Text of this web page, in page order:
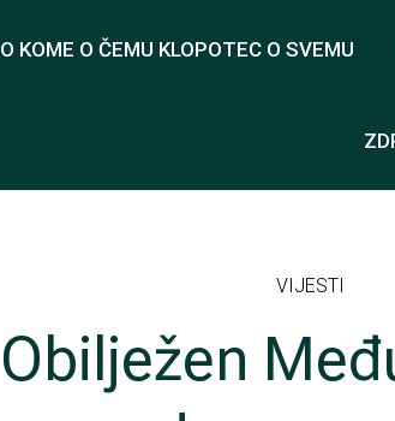
O KOME O ČEMU KLOPOTEC O SVEMU
VIJESTI
Obilježen